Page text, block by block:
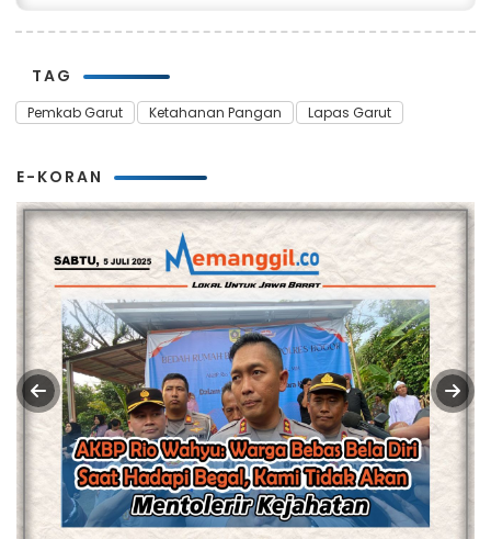
TAG
Pemkab Garut Ketahanan Pangan Lapas Garut
E-KORAN